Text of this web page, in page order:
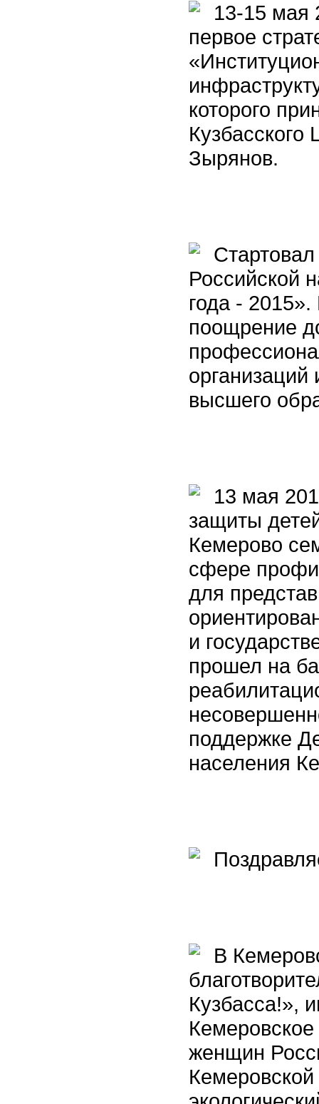
13-15 мая
первое
которого
Зырянов.
Российской
года -
поощрение
организаций
высшего
13 мая
защиты
Кемерово
сфере
для
и
прошел на
поддержке
населения
В
Кузбасса!»,
женщин